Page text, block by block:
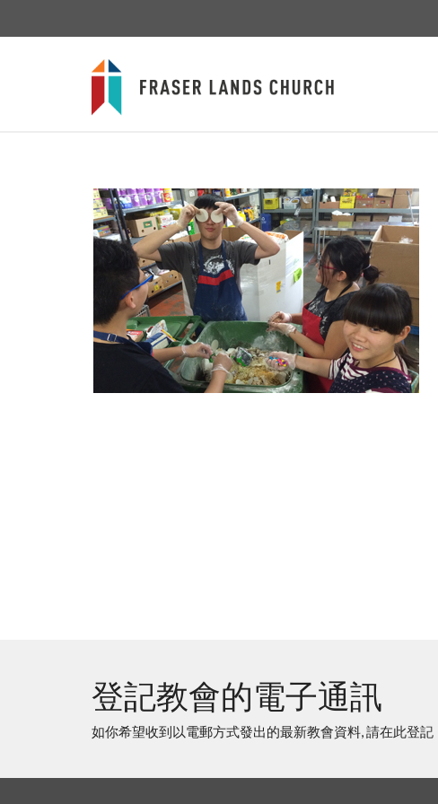
登記教會的電子通訊
如你希望收到以電郵方式發出的最新教會資料, 請在此登記